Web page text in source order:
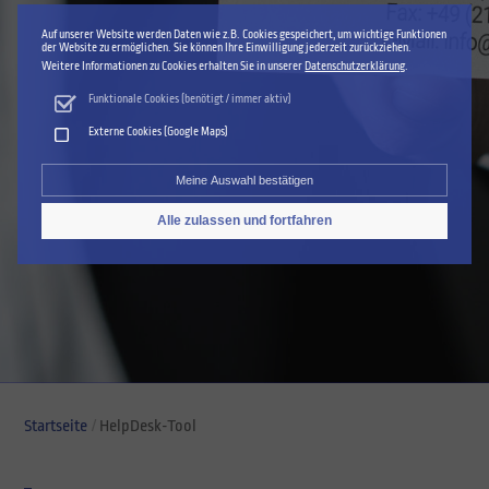
Breadcrumb
Startseite HelpDesk-Tool
Auf unserer Website werden Daten wie z.B. Cookies gespeichert, um wichtige Funktionen
der Website zu ermöglichen. Sie können Ihre Einwilligung jederzeit zurückziehen.
Weitere Informationen zu Cookies erhalten Sie in unsererDatenschutzerklärung.
Funktionale Cookies (benötigt / immer aktiv)
Externe Cookies (Google Maps)
Meine Auswahl bestätigen
Alle zulassen und fortfahren
Einwilligung zurückziehen